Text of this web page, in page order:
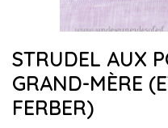
STRUDEL AUX
GRAND-MÈRE
FERBER)